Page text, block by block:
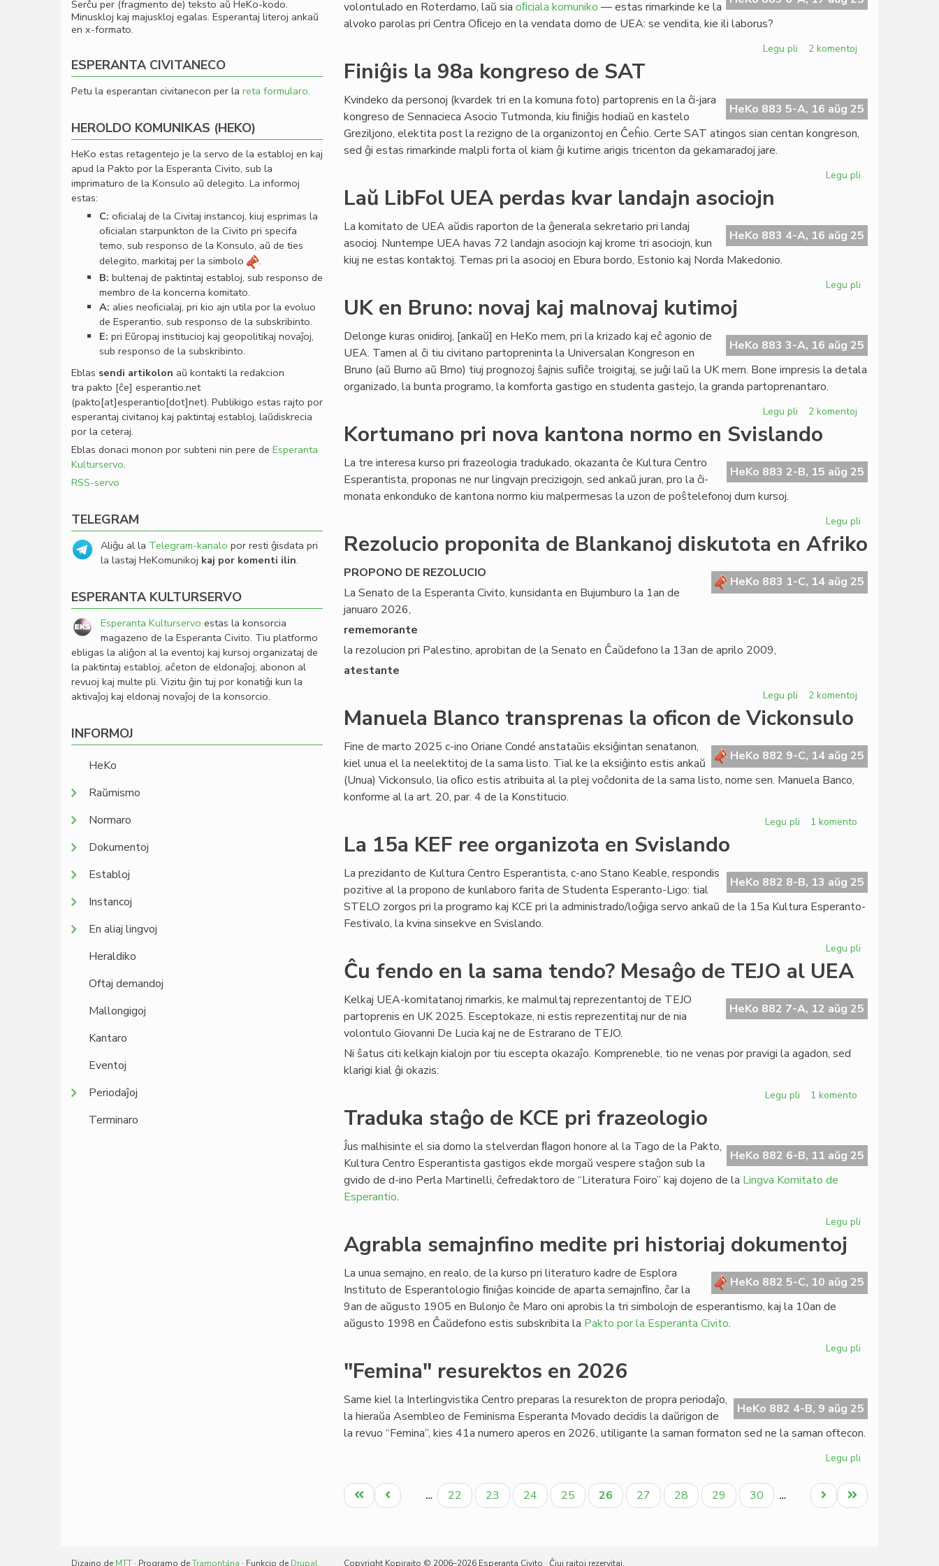
volontulado en Roterdamo, laŭ sia oﬁciala komuniko — estas rimarkinde ke la
alvoko parolas pri Centra Oﬁcejo en la vendata domo de UEA: se vendita, kie ili laborus?
Legu pli
kandidatojn
por
volontulado
2 komentoj
Finiĝis la 98a kongreso de SAT
HeKo 883 5-A, 16 aŭg 25
Kvindeko da personoj (kvardek tri en la komuna foto) partoprenis en la ĉi-jara
kongreso de Sennacieca Asocio Tutmonda, kiu ﬁniĝis hodiaŭ en kastelo
Greziljono, elektita post la rezigno de la organizontoj en Ĉeĥio. Certe SAT atingos sian centan kongreson,
sed ĝi estas rimarkinde malpli forta ol kiam ĝi kutime arigis tricenton da gekamaradoj jare.
Legu pli
kongreso
de
Laŭ LibFol UEA perdas kvar landajn asociojn
HeKo 883 4-A, 16 aŭg 25
La komitato de UEA aŭdis raporton de la ĝenerala sekretario pri landaj
asocioj. Nuntempe UEA havas 72 landajn asociojn kaj krome tri asociojn, kun
kiuj ne estas kontaktoj. Temas pri la asocioj en Ebura bordo, Estonio kaj Norda Makedonio.
Legu pli
perdas
kvar
landajn
UK en Bruno: novaj kaj malnovaj kutimoj
HeKo 883 3-A, 16 aŭg 25
Delonge kuras onidiroj, [ankaŭ] en HeKo mem, pri la krizado kaj eĉ agonio de
UEA. Tamen al ĉi tiu civitano partopreninta la Universalan Kongreson en
Bruno (aŭ Burno aŭ Brno) tiuj prognozoj ŝajnis suﬁĉe troigitaj, se juĝi laŭ la UK mem. Bone impresis la detala
organizado, la bunta programo, la komforta gastigo en studenta gastejo, la granda partoprenantaro.
Legu pli
UK
en
novaj
kaj
kutimoj
2 komentoj
Kortumano pri nova kantona normo en Svislando
HeKo 883 2-B, 15 aŭg 25
La tre interesa kurso pri frazeologia tradukado, okazanta ĉe Kultura Centro
Esperantista, proponas ne nur lingvajn precizigojn, sed ankaŭ juran, pro la ĉi-
monata enkonduko de kantona normo kiu malpermesas la uzon de poŝtelefonoj dum kursoj.
Legu pli
pri
kantona
normo
Rezolucio proponita de Blankanoj diskutota en Afriko
HeKo 883 1-C, 14 aŭg 25
PROPONO DE REZOLUCIO
La Senato de la Esperanta Civito, kunsidanta en Bujumburo la 1an de
januaro 2026,
rememorante
la rezolucion pri Palestino, aprobitan de la Senato en Ĉaŭdefono la 13an de aprilo 2009,
atestante
Legu pli
Rezolucio
proponita
Blankanoj
diskutota
en
2 komentoj
Manuela Blanco transprenas la oficon de Vickonsulo
HeKo 882 9-C, 14 aŭg 25
Fine de marto 2025 c-ino Oriane Condé anstataŭis eksiĝintan senatanon,
kiel unua el la neelektitoj de la sama listo. Tial ke la eksiĝinto estis ankaŭ
(Unua) Vickonsulo, lia oﬁco estis atribuita al la plej voĉdonita de la sama listo, nome sen. Manuela Banco,
konforme al la art. 20, par. 4 de la Konstitucio.
Legu pli
la
oficon
de
1 komento
La 15a KEF ree organizota en Svislando
HeKo 882 8-B, 13 aŭg 25
La prezidanto de Kultura Centro Esperantista, c-ano Stano Keable, respondis
pozitive al la propono de kunlaboro farita de Studenta Esperanto-Ligo: tial
STELO zorgos pri la programo kaj KCE pri la administrado/loĝiga servo ankaŭ de la 15a Kultura Esperanto-
Festivalo, la kvina sinsekve en Svislando.
Legu pli
ree
organizota
Ĉu fendo en la sama tendo? Mesaĝo de TEJO al UEA
HeKo 882 7-A, 12 aŭg 25
Kelkaj UEA-komitatanoj rimarkis, ke malmultaj reprezentantoj de TEJO
partoprenis en UK 2025. Esceptokaze, ni estis reprezentitaj nur de nia
volontulo Giovanni De Lucia kaj ne de Estrarano de TEJO.
Ni ŝatus citi kelkajn kialojn por tiu escepta okazaĵo. Kompreneble, tio ne venas por pravigi la agadon, sed
klarigi kial ĝi okazis:
Legu pli
la
sama
tendo?
al
1 komento
Traduka staĝo de KCE pri frazeologio
HeKo 882 6-B, 11 aŭg 25
Ĵus malhisinte el sia domo la stelverdan ﬂagon honore al la Tago de la Pakto,
Kultura Centro Esperantista gastigos ekde morgaŭ vespere staĝon sub la
gvido de d-ino Perla Martinelli, ĉefredaktoro de “Literatura Foiro” kaj dojeno de la Lingva Komitato de
Esperantio.
Legu pli
KCE
pri
Agrabla semajnfino medite pri historiaj dokumentoj
HeKo 882 5-C, 10 aŭg 25
La unua semajno, en realo, de la kurso pri literaturo kadre de Esplora
Instituto de Esperantologio ﬁniĝas koincide de aparta semajnﬁno, ĉar la
9an de aŭgusto 1905 en Bulonjo ĉe Maro oni aprobis la tri simbolojn de esperantismo, kaj la 10an de
aŭgusto 1998 en Ĉaŭdefono estis subskribita la Pakto por la Esperanta Civito.
Legu pli
pri
historiaj
dokumentoj
"Femina" resurektos en 2026
HeKo 882 4-B, 9 aŭg 25
Same kiel la Interlingvistika Centro preparas la resurekton de propra periodaĵo,
la hieraŭa Asembleo de Feminisma Esperanta Movado decidis la daŭrigon de
la revuo “Femina”, kies 41a numero aperos en 2026, utiligante la saman formaton sed ne la saman oftecon.
Legu pli
resurektos
en
Pagination
Unua
paĝo
Antaŭa
paĝo
… Paĝo
22 Paĝo
23 Paĝo
24 Paĝo
25
Aktuala
paĝo
26 Paĝo
27 Paĝo
28 Paĝo
29 Paĝo
30 …
Last
page
Next
page
Serĉu per (fragmento de) teksto aŭ HeKo-kodo.
Minuskloj kaj majuskloj egalas. Esperantaj literoj ankaŭ
en x-formato.
ESPERANTA CIVITANECO
Petu la esperantan civitanecon per la reta formularo.
HEROLDO KOMUNIKAS (HEKO)
HeKo estas retagentejo je la servo de la establoj en kaj
apud la Pakto por la Esperanta Civito, sub la
imprimaturo de la Konsulo aŭ delegito. La informoj
estas:
C: oﬁcialaj de la Civitaj instancoj, kiuj esprimas la
oﬁcialan starpunkton de la Civito pri specifa
temo, sub responso de la Konsulo, aŭ de ties
delegito, markitaj per la simbolo
.
B: bultenaj de paktintaj establoj, sub responso de
membro de la koncerna komitato.
A: alies neoﬁcialaj, pri kio ajn utila por la evoluo
de Esperantio, sub responso de la subskribinto.
E: pri Eŭropaj institucioj kaj geopolitikaj novaĵoj,
sub responso de la subskribinto.
Eblas sendi artikolon aŭ kontakti la redakcion
tra pakto [ĉe] esperantio.net
(pakto[at]esperantio[dot]net). Publikigo estas rajto por
esperantaj civitanoj kaj paktintaj establoj, laŭdiskrecia
por la ceteraj.
Eblas donaci monon por subteni nin pere de Esperanta
Kulturservo.
RSS-servo
TELEGRAM
Aliĝu al la Telegram-kanalo por resti ĝisdata pri
la lastaj HeKomunikoj kaj por komenti ilin.
ESPERANTA KULTURSERVO
Esperanta Kulturservo estas la konsorcia
magazeno de la Esperanta Civito. Tiu platformo
ebligas la aliĝon al la eventoj kaj kursoj organizataj de
la paktintaj establoj, aĉeton de eldonaĵoj, abonon al
revuoj kaj multe pli. Vizitu ĝin tuj por konatiĝi kun la
aktivaĵoj kaj eldonaj novaĵoj de la konsorcio.
INFORMOJ
HeKo
Raŭmismo
Normaro
Dokumentoj
Establoj
Instancoj
En aliaj lingvoj
Heraldiko
Oftaj demandoj
Mallongigoj
Kantaro
Eventoj
Periodaĵoj
Terminaro
Dizajno de MTT · Programo deTramontána · Funkcio de Drupal Copyright Kopirajto © 2006–2026 Esperanta Civito · Ĉiuj rajtoj rezervitaj.